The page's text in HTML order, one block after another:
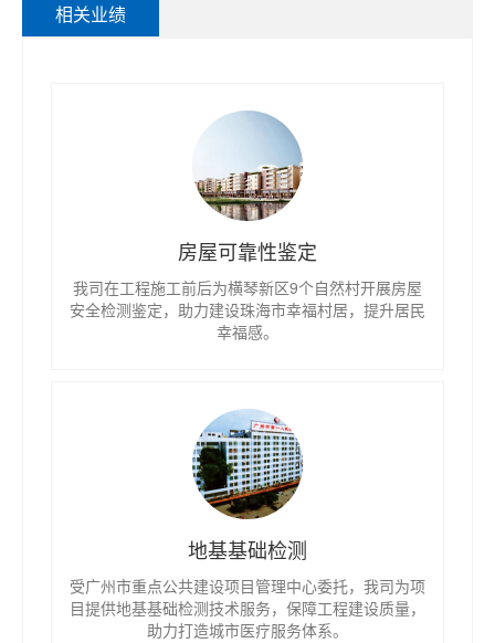
相关业绩
房屋可靠性鉴定
我司在工程施工前后为横琴新区9个自然村开展房屋
安全检测鉴定，助力建设珠海市幸福村居，提升居民
幸福感。
地基基础检测
受广州市重点公共建设项目管理中心委托，我司为项
目提供地基基础检测技术服务，保障工程建设质量，
助力打造城市医疗服务体系。